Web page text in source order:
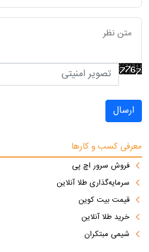
ارسال
معرفی کسب و کارها
فروش سرور اچ پی
سرمایه‌گذاری طلا آنلاین
قیمت بیت کوین
خرید طلا آنلاین
شیمی مبتکران